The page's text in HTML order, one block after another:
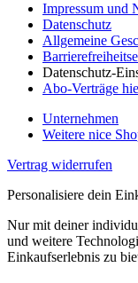
Impressum und
Datenschutz
Allgemeine
Datenschutz-
Abo-Verträge
Unternehmen
Weitere nice
Vertrag widerrufen
Personalisiere dein
Nur mit deiner
und weitere
Einkaufserlebnis zu